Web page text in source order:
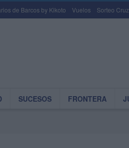
de Barcos by Kikoto Vuelos Sorteo
SUCESOS FRONTERA